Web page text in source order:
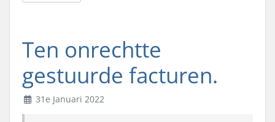
Ten onrechtte
gestuurde facturen.
31e Januari 2022